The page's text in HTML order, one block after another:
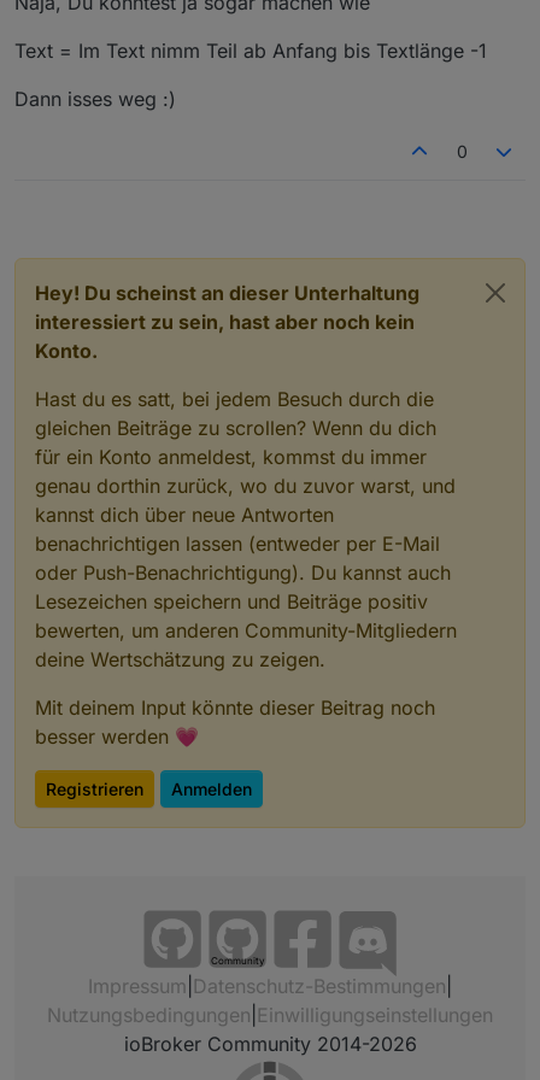
Script die aber irgendwie nie alles abgedeckt haben,
was ich gerne wollte. Ich also nachfolgendes Blockly
und es funktioniert einwandfrei nur habe ich eben ein
"letztes Komma" in meinem DP, das ich aus
"Perfektionsgründen" gerne weg hätte.
andere... aber naja ;-)
ich gehe reagier auf die Trigger der HM Fenstergriffe
und schreibe abhängig davon in variable den Namen
der Fenster.
Am Ende schreibe ich die Variablen in die
Text = Im Text nimm Teil ab Anfang bis Textlänge -1
Dann isses weg :)
0
Hey! Du scheinst an dieser Unterhaltung
interessiert zu sein, hast aber noch kein
Konto.
Hast du es satt, bei jedem Besuch durch die
gleichen Beiträge zu scrollen? Wenn du dich
für ein Konto anmeldest, kommst du immer
genau dorthin zurück, wo du zuvor warst, und
kannst dich über neue Antworten
benachrichtigen lassen (entweder per E-Mail
oder Push-Benachrichtigung). Du kannst auch
Lesezeichen speichern und Beiträge positiv
bewerten, um anderen Community-Mitgliedern
deine Wertschätzung zu zeigen.
Mit deinem Input könnte dieser Beitrag noch
besser werden 💗
Registrieren Anmelden
Community
Impressum Datenschutz-Bestimmungen
Nutzungsbedingungen Einwilligungseinstellungen
ioBroker Community 2014-2026